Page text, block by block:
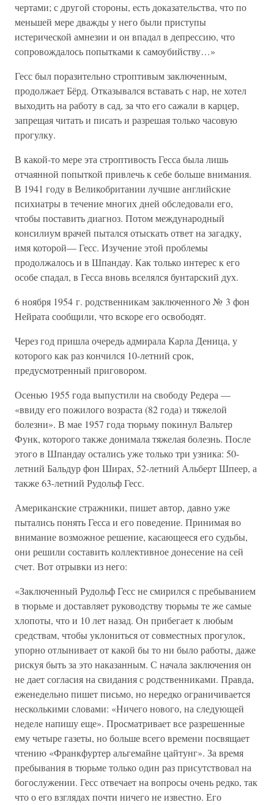
чертами; с другой стороны, есть доказательства, что по
меньшей мере дважды у него были приступы
истерической амнезии и он впадал в депрессию, что
сопровождалось попытками к самоубийству…»
Гесс был поразительно строптивым заключенным,
продолжает Бёрд. Отказывался вставать с нар, не хотел
выходить на работу в сад, за что его сажали в карцер,
запрещая читать и писать и разрешая только часовую
прогулку.
В какой-то мере эта строптивость Гесса была лишь
отчаянной попыткой привлечь к себе больше внимания.
В 1941 году в Великобритании лучшие английские
психиатры в течение многих дней обследовали его,
чтобы поставить диагноз. Потом международный
консилиум врачей пытался отыскать ответ на загадку,
имя которой— Гесс. Изучение этой проблемы
продолжалось и в Шпандау. Как только интерес к его
особе спадал, в Гесса вновь вселялся бунтарский дух.
6 ноября 1954 г. родственникам заключенного № 3 фон
Нейрата сообщили, что вскоре его освободят.
Через год пришла очередь адмирала Карла Деница, у
которого как раз кончился 10-летний срок,
предусмотренный приговором.
Осенью 1955 года выпустили на свободу Редера —
«ввиду его пожилого возраста (82 года) и тяжелой
болезни». В мае 1957 года тюрьму покинул Вальтер
Функ, которого также донимала тяжелая болезнь. После
этого в Шпандау остались уже только три узника: 50-
летний Бальдур фон Ширах, 52-летний Альберт Шпеер, а
также 63-летний Рудольф Гесс.
Американские стражники, пишет автор, давно уже
пытались понять Гесса и его поведение. Принимая во
внимание возможное решение, касающееся его судьбы,
они решили составить коллективное донесение на сей
счет. Вот отрывки из него:
«Заключенный Рудольф Гесс не смирился с пребыванием
в тюрьме и доставляет руководству тюрьмы те же самые
хлопоты, что и 10 лет назад. Он прибегает к любым
средствам, чтобы уклониться от совместных прогулок,
упорно отлынивает от какой бы то ни было работы, даже
рискуя быть за это наказанным. С начала заключения он
не дает согласия на свидания с родственниками. Правда,
еженедельно пишет письмо, но нередко ограничивается
несколькими словами: «Ничего нового, на следующей
неделе напишу еще». Просматривает все разрешенные
ему четыре газеты, но больше всего времени посвящает
чтению «Франкфуртер альгемайне цайтунг». За время
пребывания в тюрьме только один раз присутствовал на
богослужении. Гесс отвечает на вопросы очень редко, так
что о его взглядах почти ничего не известно. Его